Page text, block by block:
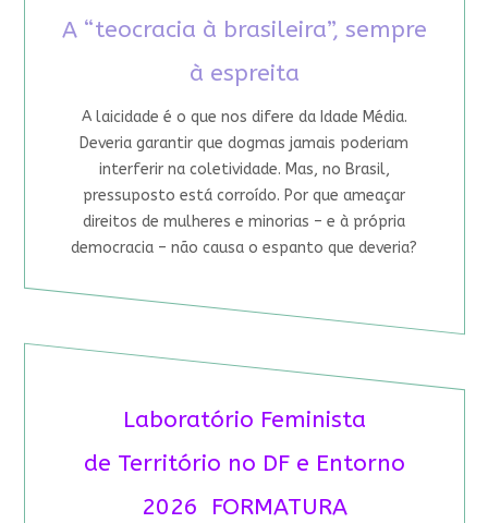
A “teocracia à brasileira”, sempre
à espreita
A laicidade é o que nos difere da Idade Média.
Deveria garantir que dogmas jamais poderiam
interferir na coletividade. Mas, no Brasil,
pressuposto está corroído. Por que ameaçar
direitos de mulheres e minorias – e à própria
democracia – não causa o espanto que deveria?
Laboratório Feminista
de Território no DF e Entorno
2026 FORMATURA